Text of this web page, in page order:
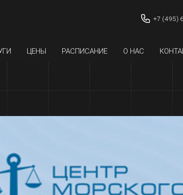
+7 (495)
ЦЕНЫ РАСПИСАНИЕ О НАС